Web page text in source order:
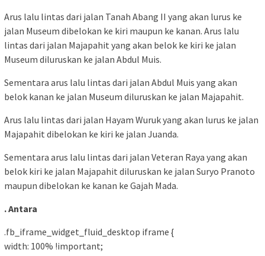
Arus lalu lintas dari jalan Tanah Abang II yang akan lurus ke
jalan Museum dibelokan ke kiri maupun ke kanan. Arus lalu
lintas dari jalan Majapahit yang akan belok ke kiri ke jalan
Museum diluruskan ke jalan Abdul Muis.
Sementara arus lalu lintas dari jalan Abdul Muis yang akan
belok kanan ke jalan Museum diluruskan ke jalan Majapahit.
Arus lalu lintas dari jalan Hayam Wuruk yang akan lurus ke jalan
Majapahit dibelokan ke kiri ke jalan Juanda.
Sementara arus lalu lintas dari jalan Veteran Raya yang akan
belok kiri ke jalan Majapahit diluruskan ke jalan Suryo Pranoto
maupun dibelokan ke kanan ke Gajah Mada.
. Antara
.fb_iframe_widget_fluid_desktop iframe {
width: 100% !important;